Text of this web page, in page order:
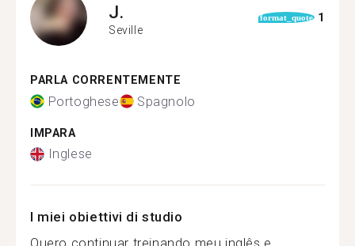
J.
Seville
format_quote 1
PARLA CORRENTEMENTE
Portoghese Spagnolo
IMPARA
Inglese
I miei obiettivi di studio